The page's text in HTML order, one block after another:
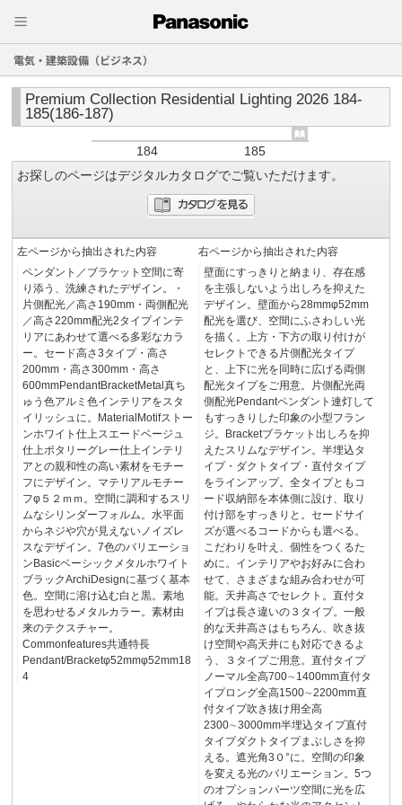
電気・建築設備（ビジネス）
Premium Collection Residential Lighting 2026 184-
185(186-187)
184
185
お探しのページはデジタルカタログでご覧いただけます。
左ページから抽出された内容
ペンダント／ブラケット空間に寄
り添う、洗練されたデザイン。・
片側配光／高さ190mm・両側配光
／高さ220mm配光2タイプインテ
リアにあわせて選べる多彩なカラ
ー。セード高さ3タイプ・高さ
200mm・高さ300mm・高さ
600mmPendantBracketMetal真ち
ゅう色アルミ色インテリアをスタ
イリッシュに。MaterialMotifストー
ンホワイト仕上スエードベージュ
仕上ポタリーグレー仕上インテリ
アとの親和性の高い素材をモチー
フにデザイン。マテリアルモチー
フφ５２ｍｍ。空間に調和するスリ
ムなシリンダーフォルム。水平面
からネジや穴が見えないノイズレ
スなデザイン。7色のバリエーショ
ンBasicベーシックメタルホワイト
ブラックArchiDesignに基づく基本
色。空間に溶け込む白と黒。素地
を思わせるメタルカラー。素材由
来のテクスチャー。
Commonfeatures共通特長
Pendant/Bracketφ52mmφ52mm18
4
右ページから抽出された内容
壁面にすっきりと納まり、存在感
を主張しないよう出しろを抑えた
デザイン。壁面から28mmφ52mm
配光を選び、空間にふさわしい光
を描く。上方・下方の取り付けが
セレクトできる片側配光タイプ
と、上下に光を同時に広げる両側
配光タイプをご用意。片側配光両
側配光Pendantペンダント連灯して
もすっきりした印象の小型フラン
ジ。Bracketブラケット出しろを抑
えたスリムなデザイン。半埋込タ
イプ・ダクトタイプ・直付タイプ
をラインアップ。全タイプともコ
ード収納部を本体側に設け、取り
付け部をすっきりと。セードサイ
ズが選べるコードからも選べる。
こだわりを叶え、個性をつくるた
めに。インテリアやお好みに合わ
せて、さまざまな組み合わせが可
能。天井高さでセレクト。直付タ
イプは長さ違いの３タイプ。一般
的な天井高さはもちろん、吹き抜
け空間や高天井にも対応できるよ
う、３タイプご用意。直付タイプ
ノーマル全高700∼1400mm直付タ
イプロング全高1500∼2200mm直
付タイプ吹き抜け用全高
2300∼3000mm半埋込タイプ直付
タイプダクトタイプまぶしさを抑
える。遮光角3０°に。空間の印象
を変える光のバリエーション。5つ
のオプションパーツ空間に光を広